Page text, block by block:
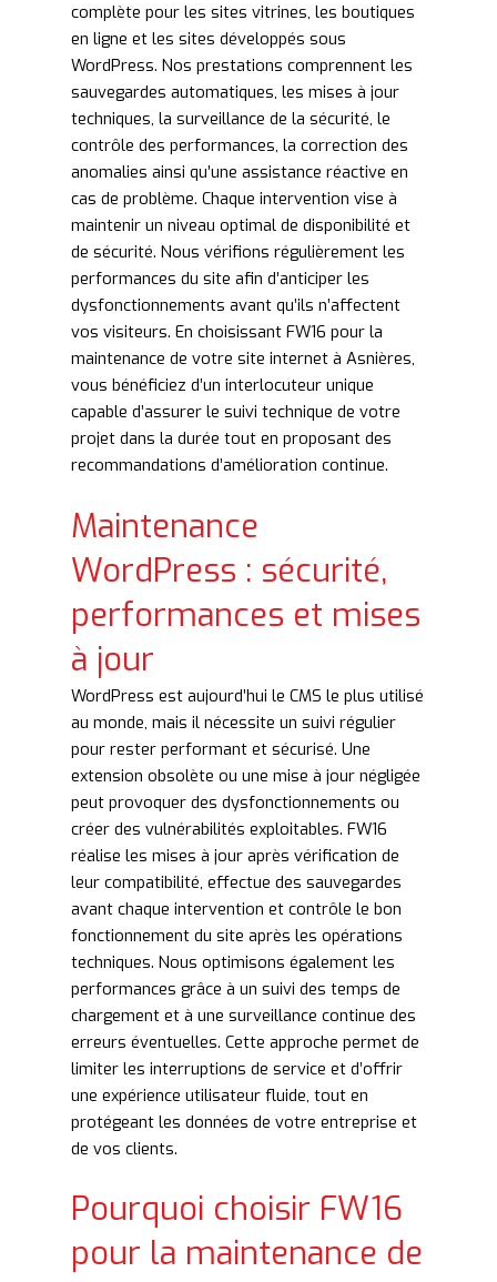
complète pour les sites vitrines, les boutiques
en ligne et les sites développés sous
WordPress. Nos prestations comprennent les
sauvegardes automatiques, les mises à jour
techniques, la surveillance de la sécurité, le
contrôle des performances, la correction des
anomalies ainsi qu’une assistance réactive en
cas de problème. Chaque intervention vise à
maintenir un niveau optimal de disponibilité et
de sécurité. Nous vérifions régulièrement les
performances du site afin d’anticiper les
dysfonctionnements avant qu’ils n’affectent
vos visiteurs. En choisissant FW16 pour la
maintenance de votre site internet à Asnières,
vous bénéficiez d’un interlocuteur unique
capable d’assurer le suivi technique de votre
projet dans la durée tout en proposant des
recommandations d’amélioration continue.
Maintenance
WordPress : sécurité,
performances et mises
à jour
WordPress est aujourd’hui le CMS le plus utilisé
au monde, mais il nécessite un suivi régulier
pour rester performant et sécurisé. Une
extension obsolète ou une mise à jour négligée
peut provoquer des dysfonctionnements ou
créer des vulnérabilités exploitables. FW16
réalise les mises à jour après vérification de
leur compatibilité, effectue des sauvegardes
avant chaque intervention et contrôle le bon
fonctionnement du site après les opérations
techniques. Nous optimisons également les
performances grâce à un suivi des temps de
chargement et à une surveillance continue des
erreurs éventuelles. Cette approche permet de
limiter les interruptions de service et d’offrir
une expérience utilisateur fluide, tout en
protégeant les données de votre entreprise et
de vos clients.
Pourquoi choisir FW16
pour la maintenance de